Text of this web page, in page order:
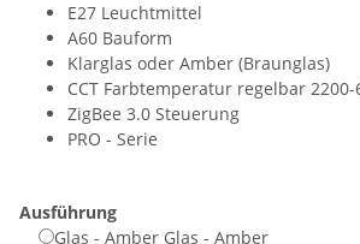
E27 Leuchtmittel
A60 Bauform
Klarglas oder Amber (Braunglas)
CCT Farbtemperatur regelbar 2200-
ZigBee 3.0 Steuerung
PRO - Serie
Ausführung
Glas - Amber Glas - Amber